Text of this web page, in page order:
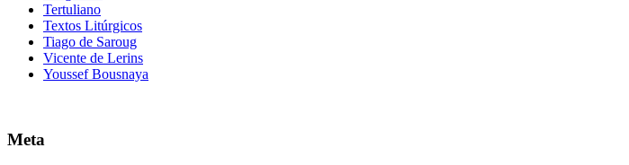
Tertuliano
Textos Litúrgicos
Tiago de Saroug
Vicente de Lerins
Youssef Bousnaya
Meta